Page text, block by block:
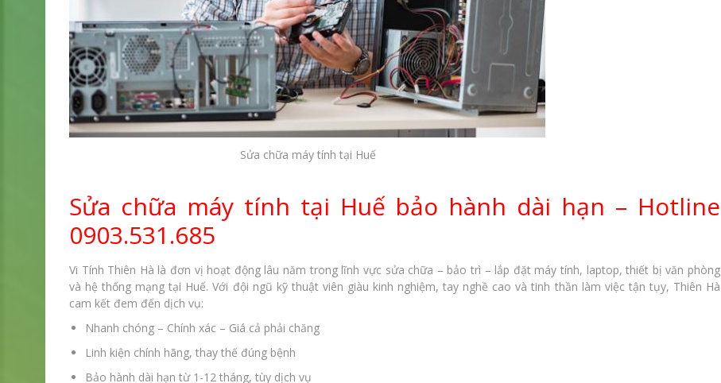
Sửa chữa máy tính tại Huế
Sửa chữa máy tính tại Huế bảo hành dài hạn – Hotline
0903.531.685
Vi Tính Thiên Hà là đơn vị hoạt động lâu năm trong lĩnh vực sửa chữa – bảo trì – lắp đặt máy tính, laptop, thiết bị văn phòng
và hệ thống mạng tại Huế. Với đội ngũ kỹ thuật viên giàu kinh nghiệm, tay nghề cao và tinh thần làm việc tận tụy, Thiên Hà
cam kết đem đến dịch vụ:
Nhanh chóng – Chính xác – Giá cả phải chăng
Linh kiện chính hãng, thay thế đúng bệnh
Bảo hành dài hạn từ 1-12 tháng, tùy dịch vụ